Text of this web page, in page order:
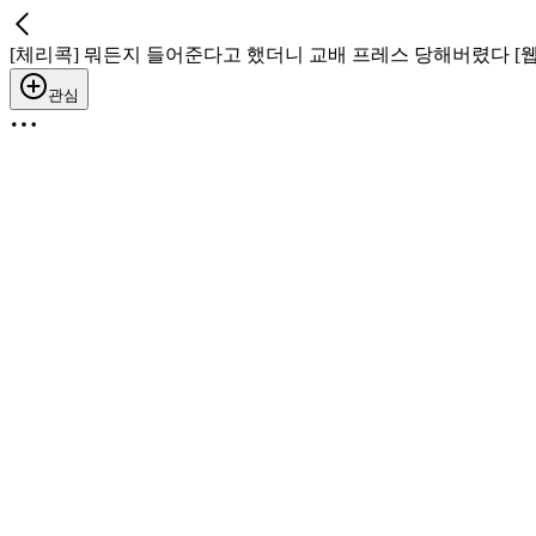
[체리콕] 뭐든지 들어준다고 했더니 교배 프레스 당해버렸다 [
관심